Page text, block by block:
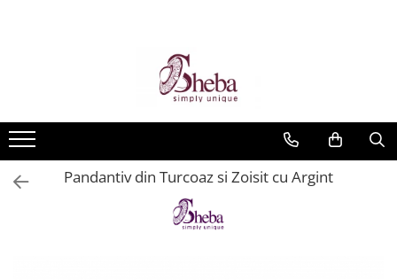
Pandantiv din Turcoaz si Zoisit cu Argint